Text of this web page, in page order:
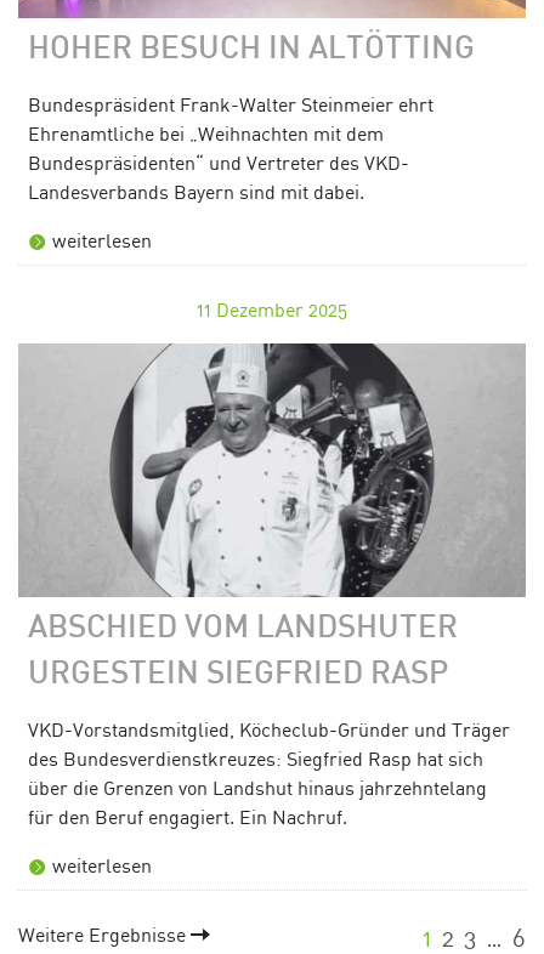
HOHER BESUCH IN ALTÖTTING
Bundespräsident Frank-Walter Steinmeier ehrt
Ehrenamtliche bei „Weihnachten mit dem
Bundespräsidenten“ und Vertreter des VKD-
Landesverbands Bayern sind mit dabei.
weiterlesen
11 Dezember 2025
ABSCHIED VOM LANDSHUTER
URGESTEIN SIEGFRIED RASP
VKD-Vorstandsmitglied, Köcheclub-Gründer und Träger
des Bundesverdienstkreuzes: Siegfried Rasp hat sich
über die Grenzen von Landshut hinaus jahrzehntelang
für den Beruf engagiert. Ein Nachruf.
weiterlesen
Weitere Ergebnisse 1 2 3 … 6